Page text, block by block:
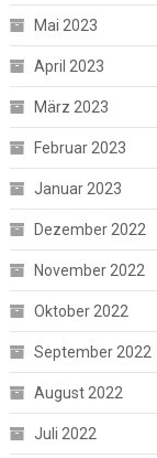
Mai 2023
April 2023
März 2023
Februar 2023
Januar 2023
Dezember 2022
November 2022
Oktober 2022
September 2022
August 2022
Juli 2022